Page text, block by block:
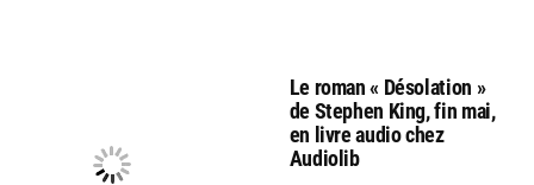
Le roman « Désolation »
de Stephen King, fin mai,
en livre audio chez
Audiolib